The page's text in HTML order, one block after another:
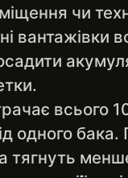
чи
вантажівки
всього
одного
тягнуть